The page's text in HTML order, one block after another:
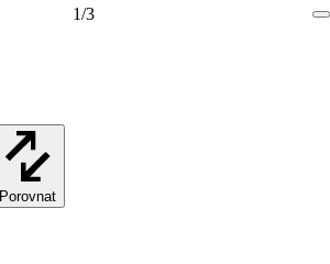
1/3
Porovnat